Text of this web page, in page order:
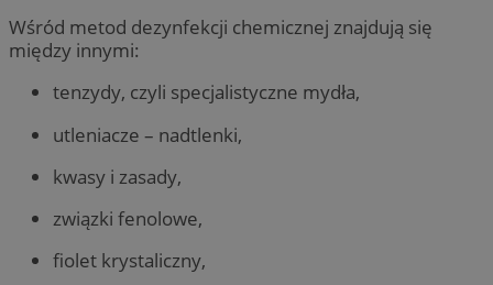
Wśród metod dezynfekcji chemicznej znajdują się
między innymi:
tenzydy, czyli specjalistyczne mydła,
utleniacze – nadtlenki,
kwasy i zasady,
związki fenolowe,
fiolet krystaliczny,